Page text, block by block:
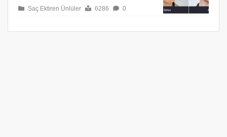
Saç Ektiren Ünlüler 6286 0